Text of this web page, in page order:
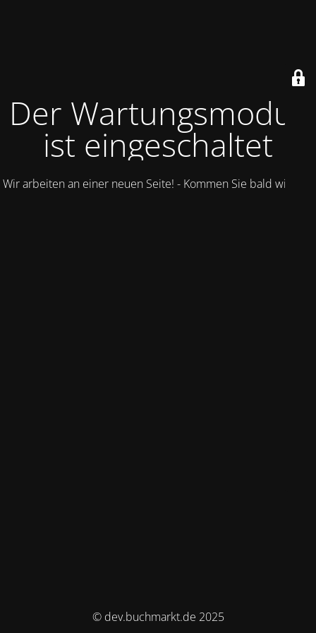
Der Wartungsmodus
ist eingeschaltet
Wir arbeiten an einer neuen Seite! - Kommen Sie bald wieder.
© dev.buchmarkt.de 2025